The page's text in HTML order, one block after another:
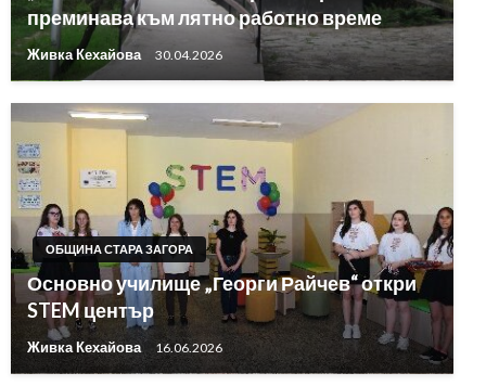
преминава към лятно работно време
Живка Кехайова 30.04.2026
ОБЩИНА СТАРА ЗАГОРА
Основно училище „Георги Райчев“ откри
STEM център
Живка Кехайова 16.06.2026